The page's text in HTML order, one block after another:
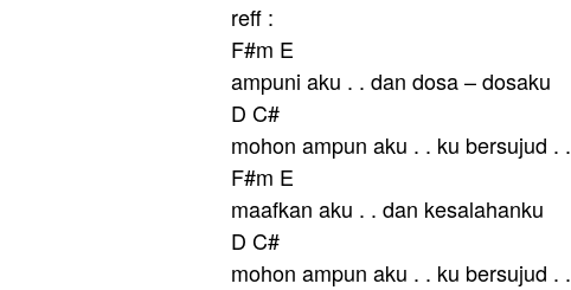
reff :
F#m E
ampuni aku . . dan dosa – dosaku
D C#
mohon ampun aku . . ku bersujud . .
F#m E
maafkan aku . . dan kesalahanku
D C#
mohon ampun aku . . ku bersujud . .